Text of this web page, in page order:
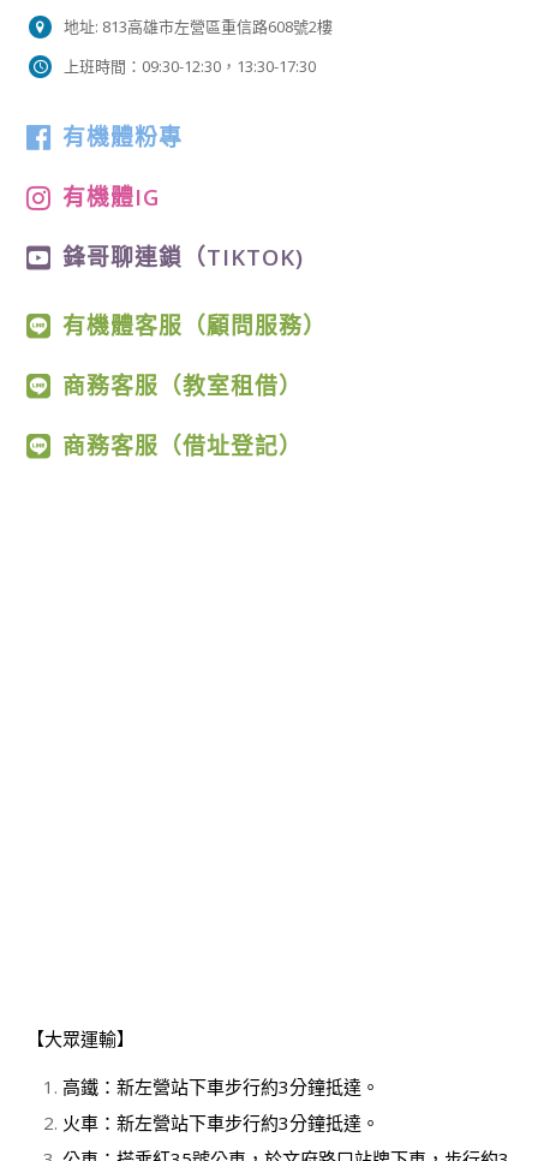
地址: 813高雄市左營區重信路608號2樓
上班時間：09:30-12:30，13:30-17:30
有機體粉專
有機體IG
鋒哥聊連鎖（TIKTOK)
有機體客服（顧問服務）
商務客服（教室租借）
商務客服（借址登記）
【大眾運輸】
高鐵：新左營站下車步行約3分鐘抵達。
火車：新左營站下車步行約3分鐘抵達。